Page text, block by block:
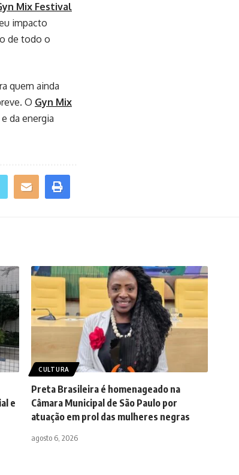
Mix Festival
impacto
de todo o
quem ainda
O Gyn Mix
da energia
e
CULTURA
Preta Brasileira é homenageado na
Câmara Municipal de São Paulo por
atuação em prol das mulheres negras
agosto 6, 2026